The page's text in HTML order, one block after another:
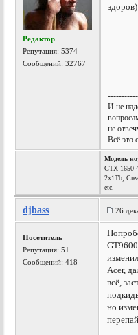
Редактор
Репутация:5374
Сообщений: 32767
здоров)
И не
не
Всё
Модель
GTX 1650
2x1Tb;
etc.
djbass 26
Посетитель
Репутация:51
Сообщений: 418
Acer,
всё,
но